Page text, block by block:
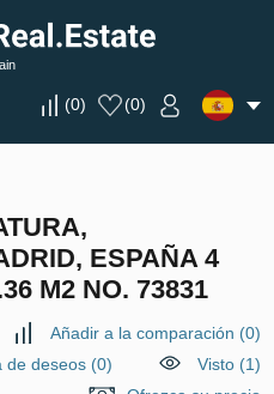
(0) (0)
ESPAÑA 4
M2 NO. 73831
Añadir a la comparación (0)
de deseos(0)
Visto (1)